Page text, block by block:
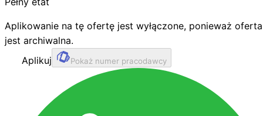
Aplikowanie na tę ofertę jest wyłączone, ponieważ oferta
jest archiwalna.
Aplikuj
Pokaż numer pracodawcy